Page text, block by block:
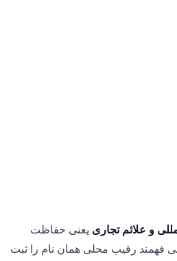
و علائم تجاری یعنی حفاظت
فهمند رقیب محلی همان نام را ثبت